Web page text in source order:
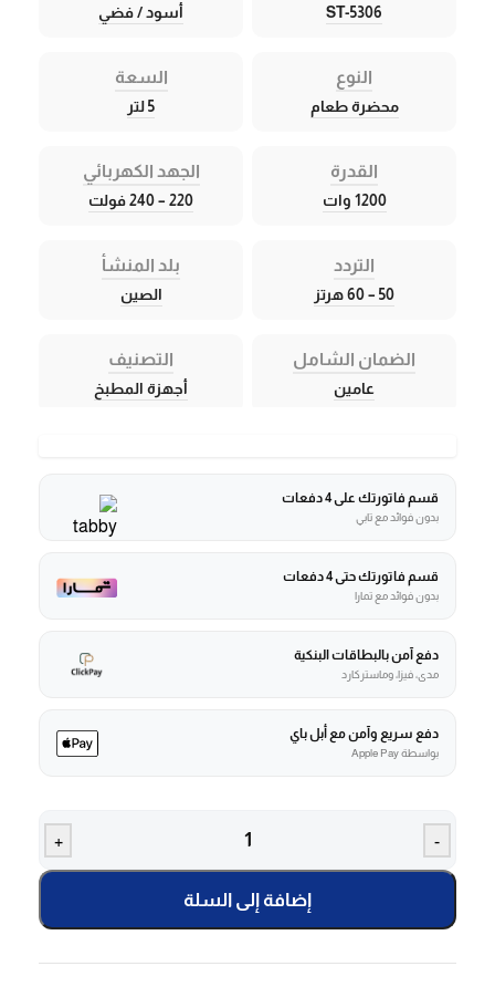
ST-5306 أسود / فضي
النوع
محضرة طعام
السعة
5 لتر
القدرة
1200 وات
الجهد الكهربائي
220 – 240 فولت
التردد
50 – 60 هرتز
بلد المنشأ
الصين
الضمان الشامل
عامين
التصنيف
أجهزة المطبخ
قسم فاتورتك على 4 دفعات
بدون فوائد مع تابي
قسم فاتورتك حتى 4 دفعات
بدون فوائد مع تمارا
دفع آمن بالبطاقات البنكية
مدى، فيزا، وماستركارد
دفع سريع وآمن مع أبل باي
بواسطة Apple Pay
-
+
إضافة إلى السلة